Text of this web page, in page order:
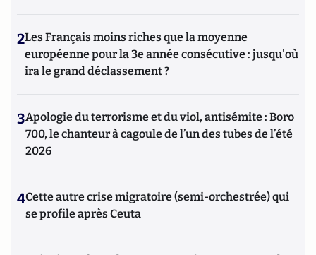
2Les Français moins riches que la moyenne
européenne pour la 3e année consécutive : jusqu'où
ira le grand déclassement ?
3Apologie du terrorisme et du viol, antisémite : Boro
700, le chanteur à cagoule de l’un des tubes de l’été
2026
4Cette autre crise migratoire (semi-orchestrée) qui
se profile après Ceuta